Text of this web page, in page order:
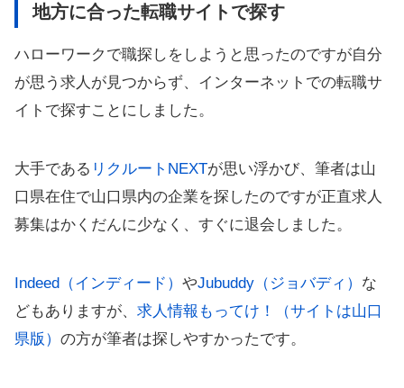
地方に合った転職サイトで探す
ハローワークで職探しをしようと思ったのですが自分
が思う求人が見つからず、インターネットでの転職サ
イトで探すことにしました。
大手である リクルートNEXTが思い浮かび、筆者は山
口県在住で山口県内の企業を探したのですが正直求人
募集はかくだんに少なく、すぐに退会しました。
Indeed（インディード） やJubuddy（ジョバディ） な
どもありますが、 求人情報もってけ！（サイトは山口
県版） の方が筆者は探しやすかったです。